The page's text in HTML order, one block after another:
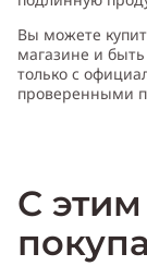
*Аромат Унисекс
Вы можете
магазине и
только с
проверенными
С